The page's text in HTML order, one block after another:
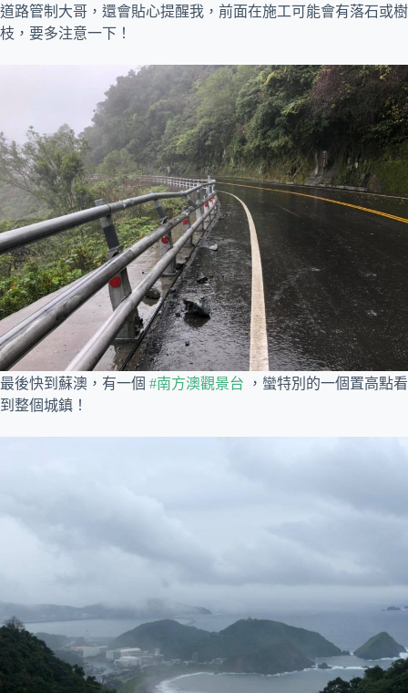
道路管制大哥，還會貼心提醒我，前面在施工可能會有落石或樹
枝，要多注意一下！
最後快到蘇澳，有一個 #南方澳觀景台 ，蠻特別的一個置高點看
到整個城鎮！